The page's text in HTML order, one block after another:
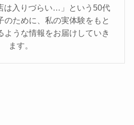
は入りづらい…」という50代
のために、私の実体験をもと
ような情報をお届けしていき
ます。